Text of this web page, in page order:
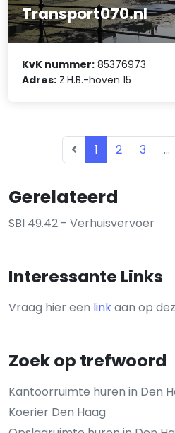
Gerelateerd
SBI 49.42 - Verhuisvervoer
Interessante Links
Vraag hier een linkaan op
Zoek op trefwoord
Kantoorruimte huren in Den
Koerier Den Haag
Transport070.nl
KvK nummer: 85376973
Adres: Z.H.B.-hoven 15
1 2 3 ...